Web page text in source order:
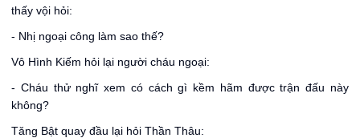
thấy vội hỏi:
- Nhị ngoại công làm sao thế?
Vô Hình Kiếm hỏi lại người cháu ngoại:
- Cháu thử nghĩ xem có cách gì kềm hãm được trận đấu này
không?
Tăng Bật quay đầu lại hỏi Thần Thâu: